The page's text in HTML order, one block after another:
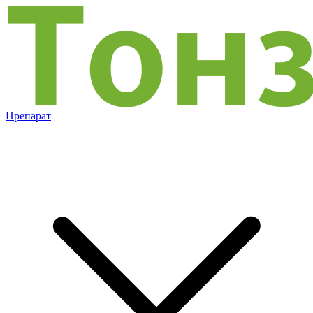
Препарат